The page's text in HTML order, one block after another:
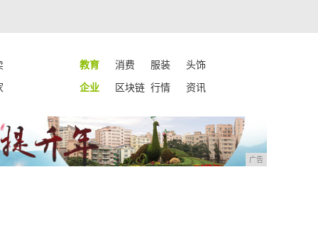
教育 消费 服装
头饰
企业 区块链 行情 资讯
广告